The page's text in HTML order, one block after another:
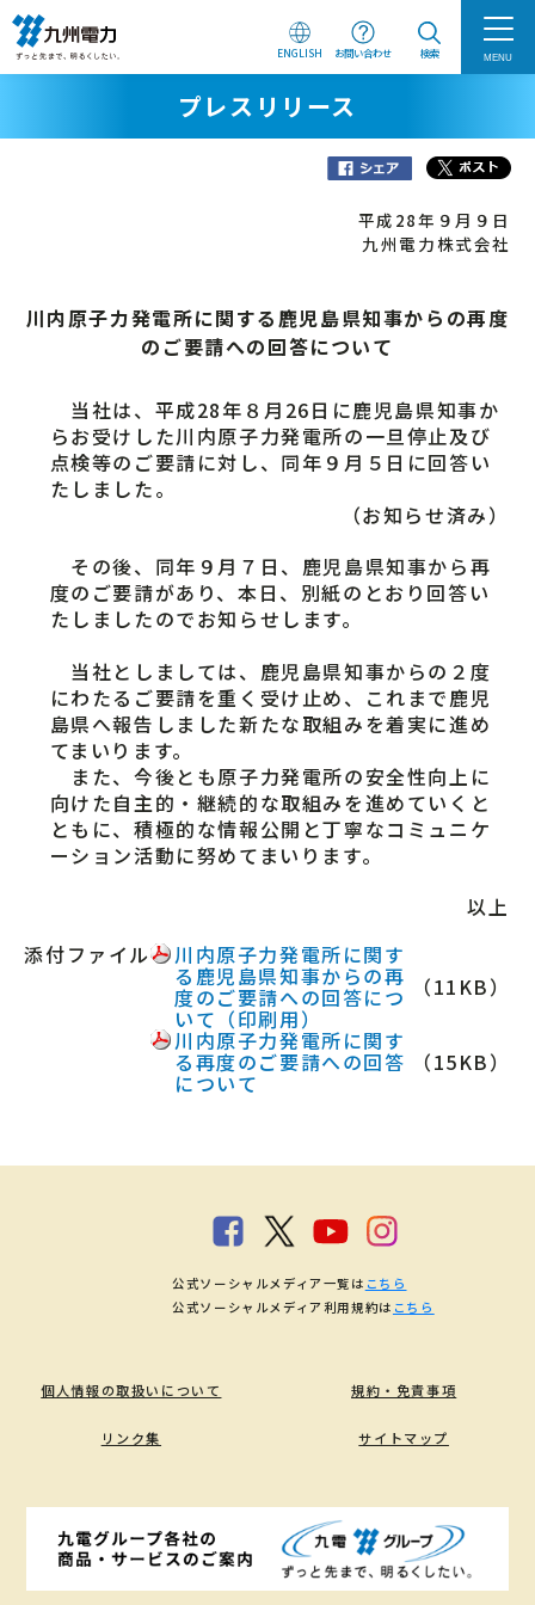
ENGLISH お問い合わせ 検索 MENU
プレスリリース
平成28年９月９日
九州電力株式会社
川内原子力発電所に関する鹿児島県知事からの再度
のご要請への回答について
当社は、平成28年８月26日に鹿児島県知事か
らお受けした川内原子力発電所の一旦停止及び
点検等のご要請に対し、同年９月５日に回答い
たしました。
（お知らせ済み）
その後、同年９月７日、鹿児島県知事から再
度のご要請があり、本日、別紙のとおり回答い
たしましたのでお知らせします。
当社としましては、鹿児島県知事からの２度
にわたるご要請を重く受け止め、これまで鹿児
島県へ報告しました新たな取組みを着実に進め
てまいります。
また、今後とも原子力発電所の安全性向上に
向けた自主的・継続的な取組みを進めていくと
ともに、積極的な情報公開と丁寧なコミュニケ
ーション活動に努めてまいります。
以上
添付ファイル
川内原子力発電所に関す
る鹿児島県知事からの再
度のご要請への回答につ
いて（印刷用）
（11KB）
川内原子力発電所に関す
る再度のご要請への回答
について
（15KB）
個人情報の取扱いについて 規約・免責事項
リンク集 サイトマップ
公式ソーシャルメディア一覧は こちら
公式ソーシャルメディア利用規約は こちら